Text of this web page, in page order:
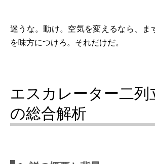
迷うな。動け。空気を変えるなら、ま
を味方につけろ。それだけだ。
エスカレーター二列
の総合解析